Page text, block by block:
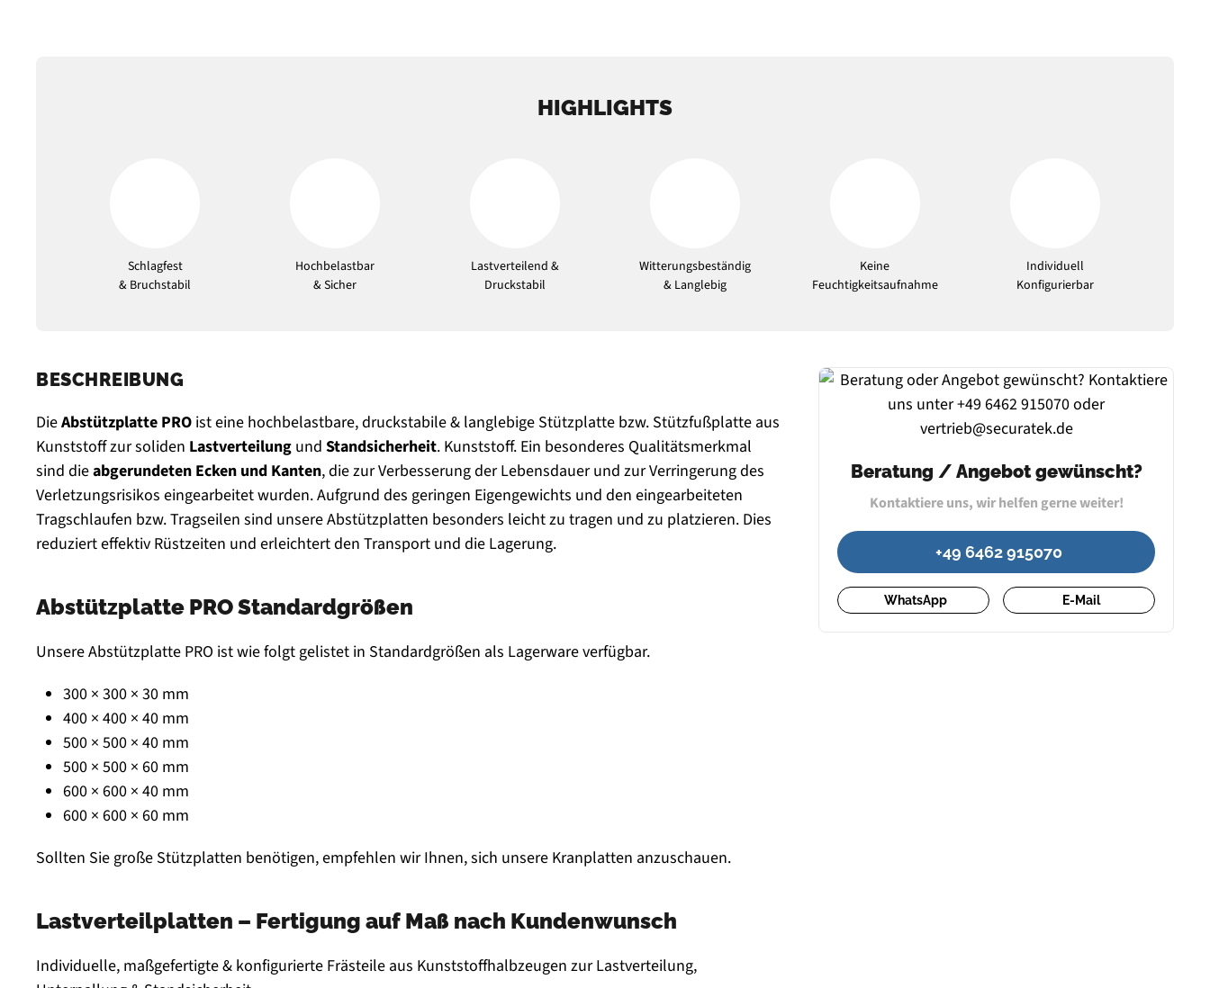
HIGHLIGHTS
Schlagfest
& Bruchstabil
Hochbelastbar
& Sicher
Lastverteilend &
Druckstabil
Witterungsbeständig
& Langlebig
Keine
Feuchtigkeitsaufnahme
Individuell
Konfigurierbar
BESCHREIBUNG
DieAbstützplatte PRO ist eine hochbelastbare, druckstabile & langlebige Stützplatte bzw. Stützfußplatte aus
Kunststoff zur soliden Lastverteilung und Standsicherheit. Kunststoff. Ein besonderes Qualitätsmerkmal
sind dieabgerundeten Ecken und Kanten, die zur Verbesserung der Lebensdauer und zur Verringerung des
Verletzungsrisikos eingearbeitet wurden. Aufgrund des geringen Eigengewichts und den eingearbeiteten
Tragschlaufen bzw. Tragseilen sind unsere Abstützplatten besonders leicht zu tragen und zu platzieren. Dies
reduziert effektiv Rüstzeiten und erleichtert den Transport und die Lagerung.
Abstützplatte PRO Standardgrößen
Unsere Abstützplatte PRO ist wie folgt gelistet in Standardgrößen als Lagerware verfügbar.
300 × 300 × 30 mm
400 × 400 × 40 mm
500 × 500 × 40 mm
500 × 500 × 60 mm
600 × 600 × 40 mm
600 × 600 × 60 mm
Sollten Sie große Stützplatten benötigen, empfehlen wir Ihnen, sich unsere Kranplatten anzuschauen.
Lastverteilplatten – Fertigung auf Maß nach Kundenwunsch
Individuelle, maßgefertigte & konfigurierte Frästeile aus Kunststoffhalbzeugen zur Lastverteilung,
Beratung / Angebot gewünscht?
Kontaktiere uns, wir helfen gerne weiter!
+49 6462 915070
WhatsApp E-Mail